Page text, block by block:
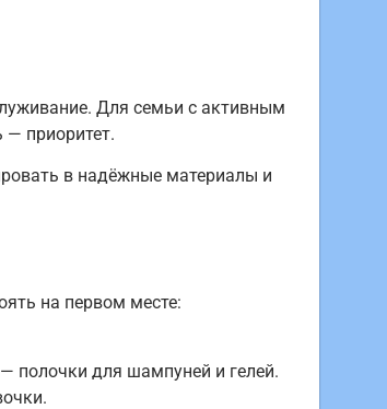
Для семьи с активным
приоритет.
в надёжные материалы и
на первом месте:
полочки для шампуней и гелей.